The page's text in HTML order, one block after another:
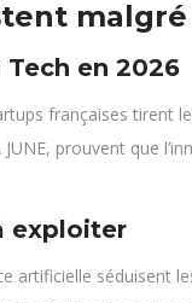
malgré
en 2026
françaises tirent
prouvent que
exploiter
artificielle séduisent